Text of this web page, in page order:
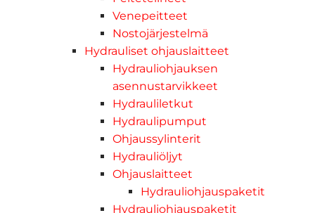
Venepeitteet
Nostojärjestelmä
Hydrauliset ohjauslaitteet
Hydrauliohjauksen
asennustarvikkeet
Hydrauliletkut
Hydraulipumput
Ohjaussylinterit
Hydrauliöljyt
Ohjauslaitteet
Hydrauliohjauspaketit
Hydrauliohjauspaketit